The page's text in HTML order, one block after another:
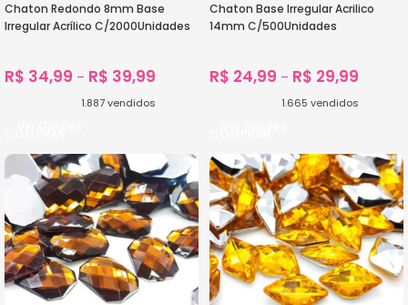
Chaton Redondo 8mm Base
Irregular Acrílico C/2000Unidades
R$ 34,99 – R$ 39,99
1.887vendidos
Chaton Base Irregular Acrilico
14mm C/500Unidades
R$ 24,99 – R$ 29,99
1.665 vendidos